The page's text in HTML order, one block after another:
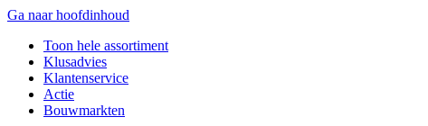
Ga naar hoofdinhoud
Toon hele assortiment
Klusadvies
Klantenservice
Actie
Bouwmarkten